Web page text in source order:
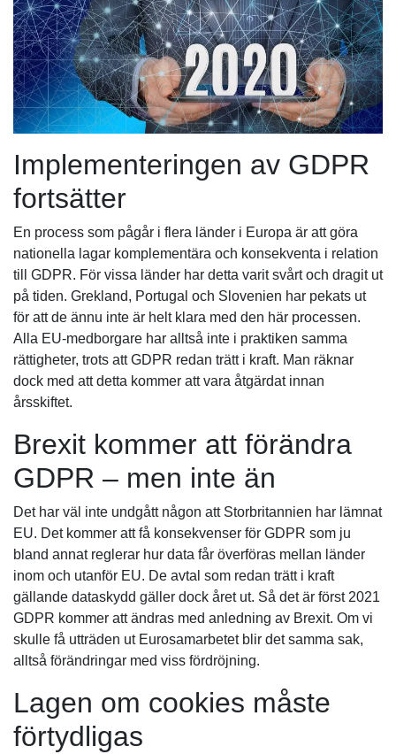
Implementeringen av GDPR
fortsätter
En process som pågår i flera länder i Europa är att göra
nationella lagar komplementära och konsekventa i relation
till GDPR. För vissa länder har detta varit svårt och dragit ut
på tiden. Grekland, Portugal och Slovenien har pekats ut
för att de ännu inte är helt klara med den här processen.
Alla EU-medborgare har alltså inte i praktiken samma
rättigheter, trots att GDPR redan trätt i kraft. Man räknar
dock med att detta kommer att vara åtgärdat innan
årsskiftet.
Brexit kommer att förändra
GDPR – men inte än
Det har väl inte undgått någon att Storbritannien har lämnat
EU. Det kommer att få konsekvenser för GDPR som ju
bland annat reglerar hur data får överföras mellan länder
inom och utanför EU. De avtal som redan trätt i kraft
gällande dataskydd gäller dock året ut. Så det är först 2021
GDPR kommer att ändras med anledning av Brexit. Om vi
skulle få utträden ut Eurosamarbetet blir det samma sak,
alltså förändringar med viss fördröjning.
Lagen om cookies måste
förtydligas